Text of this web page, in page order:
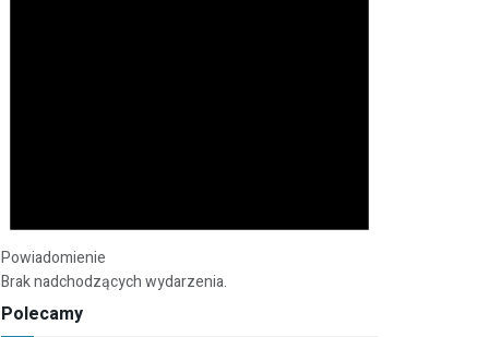
Powiadomienie
Brak nadchodzących wydarzenia.
Polecamy